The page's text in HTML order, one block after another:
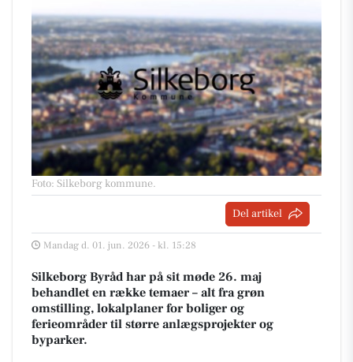
Foto: Silkeborg kommune.
Del artikel
Mandag d. 01. jun. 2026 - kl. 15:28
Silkeborg Byråd har på sit møde 26. maj
behandlet en række temaer – alt fra grøn
omstilling, lokalplaner for boliger og
ferieområder til større anlægsprojekter og
byparker.